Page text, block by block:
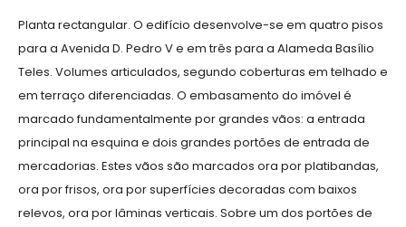
Planta rectangular. O edifício desenvolve-se em quatro pisos
para a Avenida D. Pedro V e em três para a Alameda Basílio
Teles. Volumes articulados, segundo coberturas em telhado e
em terraço diferenciadas. O embasamento do imóvel é
marcado fundamentalmente por grandes vãos: a entrada
principal na esquina e dois grandes portões de entrada de
mercadorias. Estes vãos são marcados ora por platibandas,
ora por frisos, ora por superfícies decoradas com baixos
relevos, ora por lâminas verticais. Sobre um dos portões de